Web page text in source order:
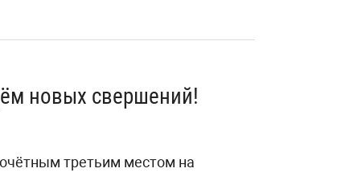
новых свершений!
третьим местом на